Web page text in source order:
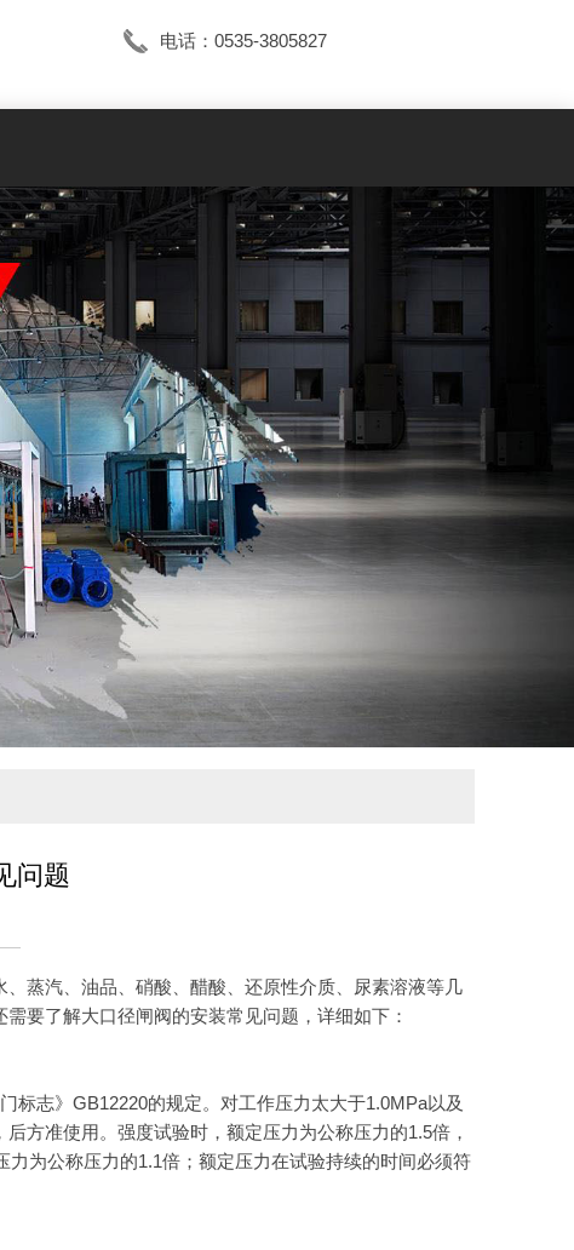
电话：0535-3805827
问题
蒸汽、油品、硝酸、醋酸、还原性介质、尿素溶液等几
要了解大口径闸阀的安装常见问题，详细如下：
志》GB12220的规定。对工作压力太大于1.0MPa以及
方准使用。强度试验时，额定压力为公称压力的1.5倍，
为公称压力的1.1倍；额定压力在试验持续的时间必须符